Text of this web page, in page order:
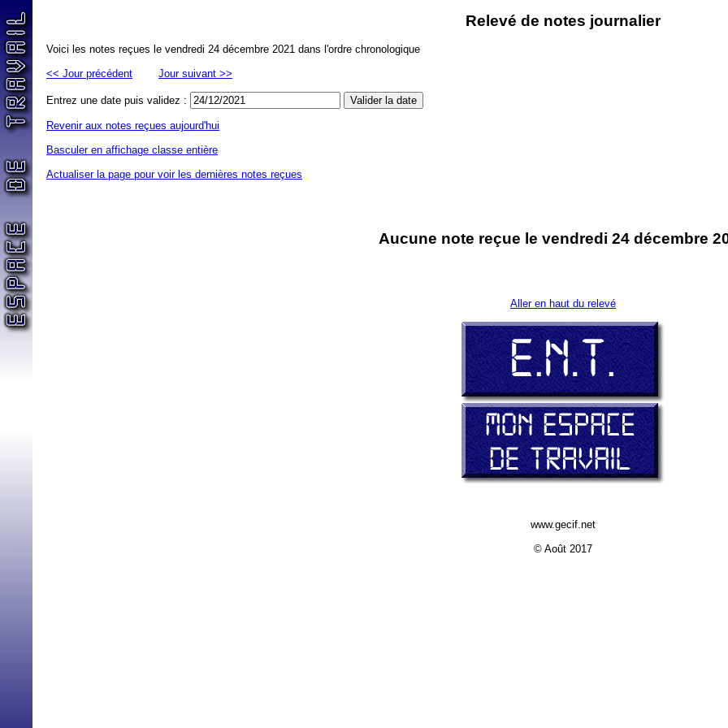
Relevé de notes journalier
Voici les notes reçues le vendredi 24 décembre 2021 dans l'ordre chronologique
<< Jour précédent
Jour suivant >>
Entrez une date puis validez :
Revenir aux notes reçues aujourd'hui
Basculer en affichage classe entière
Actualiser la page pour voir les dernières notes reçues
Aucune note reçue le vendredi 24 décembre
Aller en haut du relevé
www.gecif.net
© Août 2017